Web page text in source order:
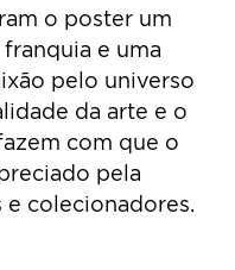
o poster um
e uma
pelo universo
da arte e o
com que o
pela
colecionadores.